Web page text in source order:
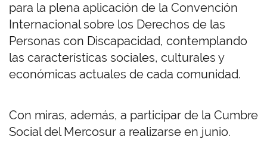
para la plena aplicación de la Convención
Internacional sobre los Derechos de las
Personas con Discapacidad, contemplando
las características sociales, culturales y
económicas actuales de cada comunidad.
Con miras, además, a participar de la Cumbre
Social del Mercosur a realizarse en junio.